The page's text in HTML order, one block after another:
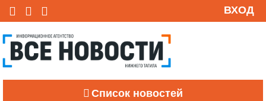
ВХОД
Список новостей